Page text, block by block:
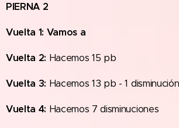
PIERNA 2
Vuelta 1: Vamos a
Vuelta 2: Hacemos 15 pb
Vuelta 3: Hacemos 13 pb - 1
Vuelta 4: Hacemos 7 disminuciones